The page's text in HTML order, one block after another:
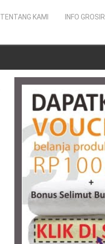
INFO GROSIR
TENTANG KAMI